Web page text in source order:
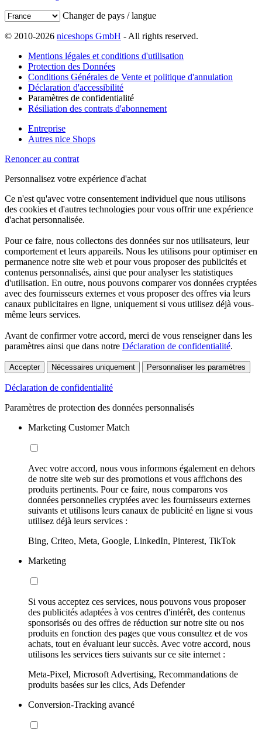
Changer de pays / langue
© 2010-2026 niceshops GmbH - All rights reserved.
Mentions légales et conditions d'utilisation
Protection des Données
Conditions Générales de Vente et politique d'annulation
Déclaration d'accessibilité
Paramètres de confidentialité
Résiliation des contrats d'abonnement
Entreprise
Autres nice Shops
Renoncer au contrat
Personnalisez votre expérience d'achat
Ce n'est qu'avec votre consentement individuel que nous utilisons
des cookies et d'autres technologies pour vous offrir une expérience
d'achat personnalisée.
Pour ce faire, nous collectons des données sur nos utilisateurs, leur
comportement et leurs appareils. Nous les utilisons pour optimiser en
permanence notre site web et pour vous proposer des publicités et
contenus personnalisés, ainsi que pour analyser les statistiques
d'utilisation. En outre, nous pouvons comparer vos données cryptées
avec des fournisseurs externes et vous proposer des offres via leurs
canaux publicitaires en ligne, uniquement si vous utilisez déjà vous-
même leurs services.
Avant de confirmer votre accord, merci de vous renseigner dans les
paramètres ainsi que dans notre Déclaration de confidentialité.
Accepter Nécessaires uniquement Personnaliser les paramètres
Déclaration de confidentialité
Paramètres de protection des données personnalisés
Marketing Customer Match
Avec votre accord, nous vous informons également en dehors
de notre site web sur des promotions et vous affichons des
produits pertinents. Pour ce faire, nous comparons vos
données personnelles cryptées avec les fournisseurs externes
suivants et utilisons leurs canaux de publicité en ligne si vous
utilisez déjà leurs services :
Bing, Criteo, Meta, Google, LinkedIn, Pinterest, TikTok
Marketing
Si vous acceptez ces services, nous pouvons vous proposer
des publicités adaptées à vos centres d'intérêt, des contenus
sponsorisés ou des offres de réduction sur notre site ou nos
produits en fonction des pages que vous consultez et de vos
achats, tout en évaluant leur succès. Avec votre accord, nous
utilisons les services tiers suivants sur ce site internet :
Meta-Pixel, Microsoft Advertising, Recommandations de
produits basées sur les clics, Ads Defender
Conversion-Tracking avancé